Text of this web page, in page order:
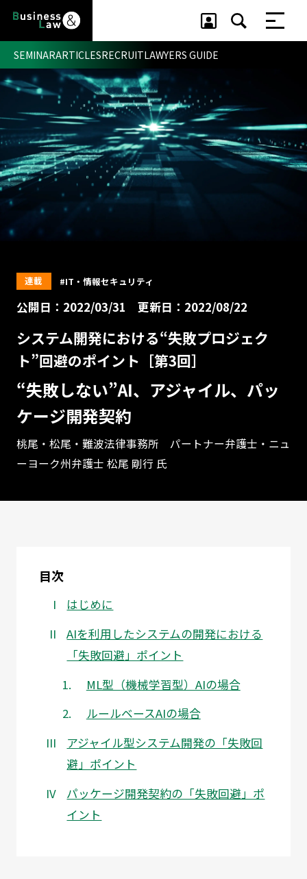
セミナー ・ 記事
セミナー
記事
リクルート
SEMINARARTICLESRECRUITLAWYERS GUIDE
連載 #IT・情報セキュリティ
公開日：2022/03/31 更新日：2022/08/22
システム開発における“失敗プロジェク
ト”回避のポイント［第3回］
“失敗しない”AI、アジャイル、パッ
ケージ開発契約
桃尾・松尾・難波法律事務所 パートナー弁護士・ニュ
ーヨーク州弁護士 松尾 剛行 氏
目次
はじめに
AIを利用したシステムの開発における
「失敗回避」ポイント
ML型（機械学習型）AIの場合
ルールベースAIの場合
アジャイル型システム開発の「失敗回
避」ポイント
パッケージ開発契約の「失敗回避」ポ
イント